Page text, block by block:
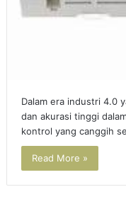
Dalam era industri 4.0
dan akurasi tinggi
kontrol yang canggih
Read More »